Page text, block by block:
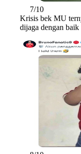
7/10
Krisis bek MU
dijaga dengan